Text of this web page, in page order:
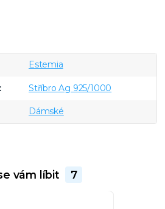
Estemia
Stříbro Ag 925/1000
Dámské
vám líbit 7